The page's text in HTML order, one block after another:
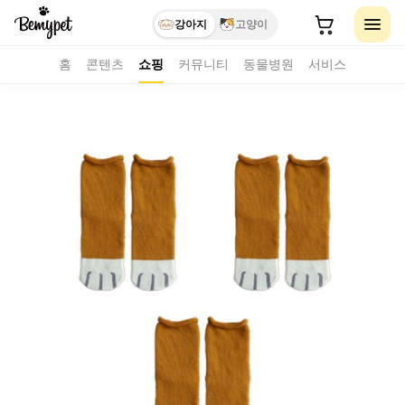
강아지 고양이
홈 콘텐츠 쇼핑 커뮤니티 동물병원 서비스